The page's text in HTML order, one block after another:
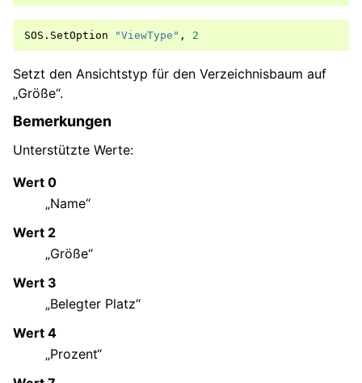
SOS . SetOption "ViewType" , 2
Setzt den Ansichtstyp für den Verzeichnisbaum auf
„Größe“.
Bemerkungen
Unterstützte Werte:
Wert 0
„Name“
Wert 2
„Größe“
Wert 3
„Belegter Platz“
Wert 4
„Prozent“